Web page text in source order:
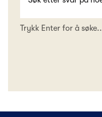
Trykk Enter for å søke..